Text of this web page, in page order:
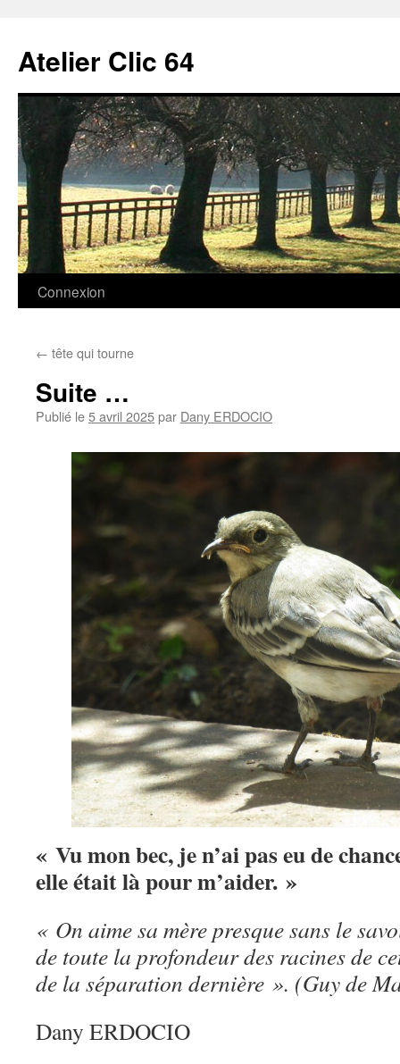
contenu
Atelier Clic 64
Connexion
← tête qui tourne
Suite …
Publié le5 avril 2025par Dany ERDOCIO
« Vu mon bec, je n’ai pas eu de
elle était là pour m’aider. »
« On aime sa mère presque sans le
de toute la profondeur des racines de
de la séparation dernière ». (Guy de
Dany ERDOCIO